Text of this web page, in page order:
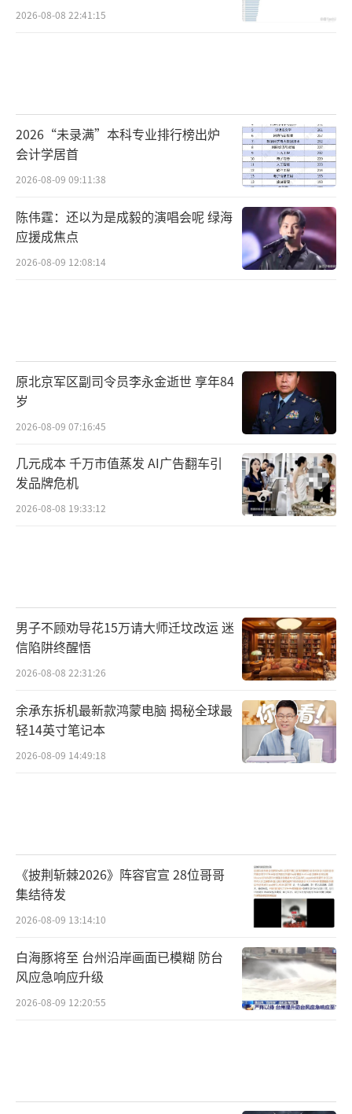
2026-08-08 22:41:15
2026“未录满”本科专业排行榜出炉
会计学居首
2026-08-09 09:11:38
陈伟霆：还以为是成毅的演唱会呢 绿海
应援成焦点
2026-08-09 12:08:14
原北京军区副司令员李永金逝世 享年84
岁
2026-08-09 07:16:45
几元成本 千万市值蒸发 AI广告翻车引
发品牌危机
2026-08-08 19:33:12
男子不顾劝导花15万请大师迁坟改运 迷
信陷阱终醒悟
2026-08-08 22:31:26
余承东拆机最新款鸿蒙电脑 揭秘全球最
轻14英寸笔记本
2026-08-09 14:49:18
《披荆斩棘2026》阵容官宣 28位哥哥
集结待发
2026-08-09 13:14:10
白海豚将至 台州沿岸画面已模糊 防台
风应急响应升级
2026-08-09 12:20:55